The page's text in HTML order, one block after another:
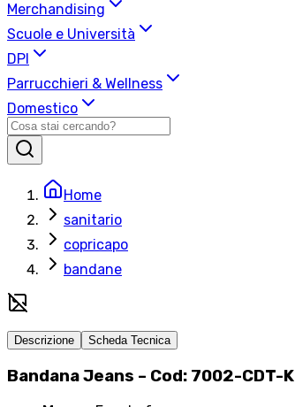
Merchandising
Scuole e Università
DPI
Parrucchieri & Wellness
Domestico
Home
sanitario
copricapo
bandane
Descrizione Scheda Tecnica
Bandana Jeans – Cod: 7002-CDT-K